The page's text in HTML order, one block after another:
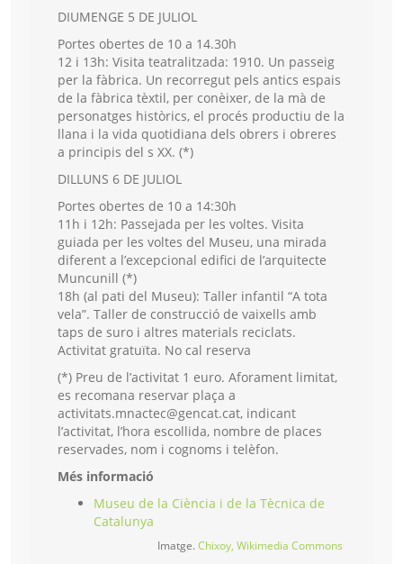
DIUMENGE 5 DE JULIOL
Portes obertes de 10 a 14.30h
12 i 13h: Visita teatralitzada: 1910. Un passeig
per la fàbrica. Un recorregut pels antics espais
de la fàbrica tèxtil, per conèixer, de la mà de
personatges històrics, el procés productiu de la
llana i la vida quotidiana dels obrers i obreres
a principis del s XX. (*)
DILLUNS 6 DE JULIOL
Portes obertes de 10 a 14:30h
11h i 12h: Passejada per les voltes. Visita
guiada per les voltes del Museu, una mirada
diferent a l’excepcional edifici de l’arquitecte
Muncunill (*)
18h (al pati del Museu): Taller infantil “A tota
vela”. Taller de construcció de vaixells amb
taps de suro i altres materials reciclats.
Activitat gratuïta. No cal reserva
(*) Preu de l’activitat 1 euro. Aforament limitat,
es recomana reservar plaça a
activitats.mnactec@gencat.cat, indicant
l’activitat, l’hora escollida, nombre de places
reservades, nom i cognoms i telèfon.
Més informació
Museu de la Ciència i de la Tècnica de
Catalunya
Imatge. Chixoy, Wikimedia Commons